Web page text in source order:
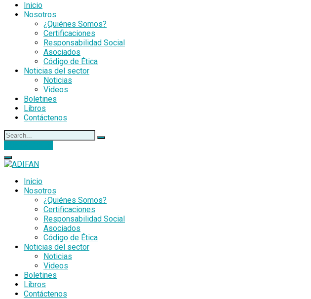
Inicio
Nosotros
¿Quiénes Somos?
Certificaciones
Responsabilidad Social
Asociados
Código de Ética
Noticias del sector
Noticias
Videos
Boletines
Libros
Contáctenos
Inicio
Nosotros
¿Quiénes Somos?
Certificaciones
Responsabilidad Social
Asociados
Código de Ética
Noticias del sector
Noticias
Videos
Boletines
Libros
Contáctenos